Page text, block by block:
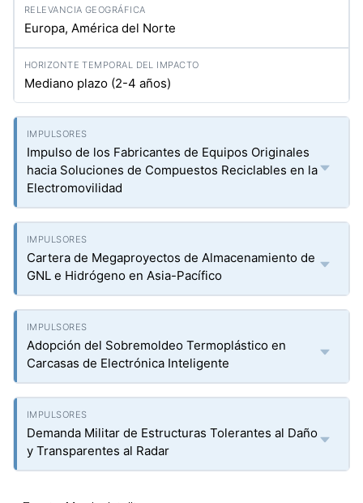
Europa, América del Norte
Mediano plazo (2-4 años)
Impulso de los Fabricantes de Equipos Originales
hacia Soluciones de Compuestos Reciclables en la
Electromovilidad
Cartera de Megaproyectos de Almacenamiento de
GNL e Hidrógeno en Asia-Pacífico
Adopción del Sobremoldeo Termoplástico en
Carcasas de Electrónica Inteligente
Demanda Militar de Estructuras Tolerantes al Daño
y Transparentes al Radar